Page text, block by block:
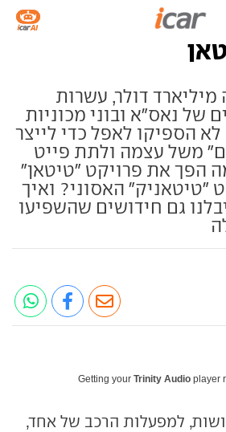
דולר, עשרות
של נאס"א ובוני מכוניות
הספיקו לאפל כדי לייצר
משל עצמה ולתת פייט
הפך את פרויקט "טיטאן"
"טיטאניק" האסוני? ואיך
גם חידושים שהשפיעו
Getting your Trinity Audio player
למפעלות הרכב של אחד,